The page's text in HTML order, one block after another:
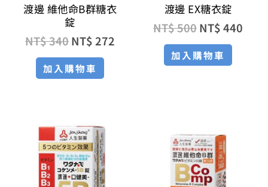
渡邊 維他命B群糖衣
錠
NT$340NT$ 272
加入購物車
渡邊 EX糖衣錠
NT$500NT$440
加入購物車
原
始
價
格：
NT$ 440。
始
價
格：
NT$
前
價
格：
NT$ 785